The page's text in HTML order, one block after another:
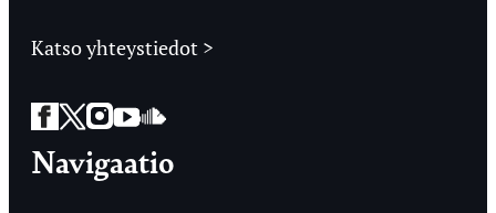
Katso yhteystiedot >
Facebook
Twitter
Instagram
YouTube
SoundCloud
Navigaatio